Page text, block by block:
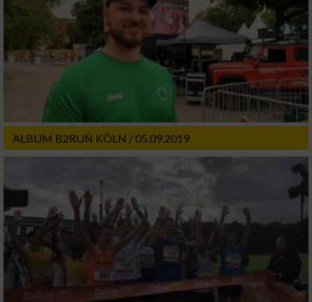
ALBUM B2RUN KÖLN / 05.09.2019
Wir nutzen Ihre Daten für folgende Zwecke:
IAB-Verarbeitungszwecke:
Speichern von oder Zugriff auf Informationen
auf einem Endgerät
Verwendung reduzierter Daten zur Auswahl
von Werbeanzeigen
Erstellung von Profilen für personalisierte
Werbung
personalisierter Werbung
Erstellung von Profilen zur Personalisierung
von Inhalten
Verwendung von Profilen zur Auswahl
personalisierter Inhalte